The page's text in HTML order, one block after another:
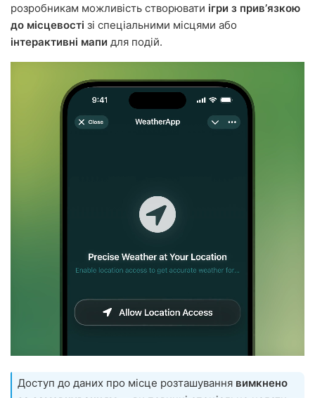
розробникам можливість створювати ігри з привʼязкою
до місцевості зі спеціальними місцями або
інтерактивні мапи для подій.
Доступ до даних про місце розташування вимкнено